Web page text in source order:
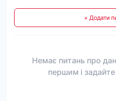
+ Додати
Немає питань про
першим і